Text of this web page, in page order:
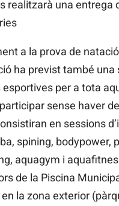
realitzarà una entrega
a la prova de
ha previst també una
esportives per a tota
sense haver
en sessions
spining, bodypower,
aquagym i
de la Piscina
la zona exterior